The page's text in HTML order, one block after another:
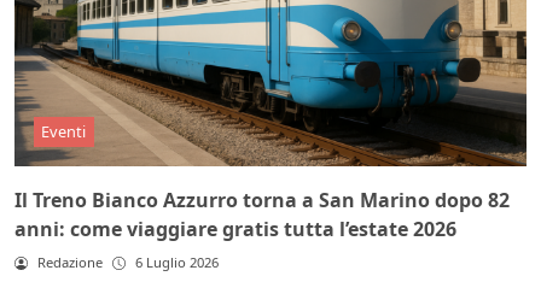
Eventi
Il Treno Bianco Azzurro torna a San Marino dopo 82
anni: come viaggiare gratis tutta l’estate 2026
Redazione 6 Luglio 2026